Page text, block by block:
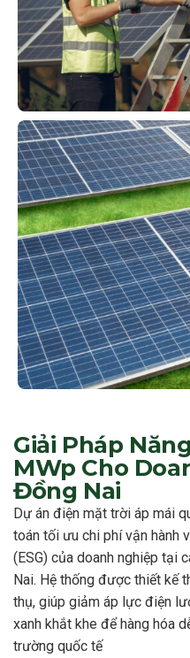
Giải Pháp
MWp Cho
Đồng Nai
Dự án điện mặt trời áp mái
toán tối ưu chi phí vận hành
(ESG) của doanh nghiệp tại
Nai. Hệ thống được thiết kế
thụ, giúp giảm áp lực điện
xanh khắt khe để hàng hóa
trường quốc tế